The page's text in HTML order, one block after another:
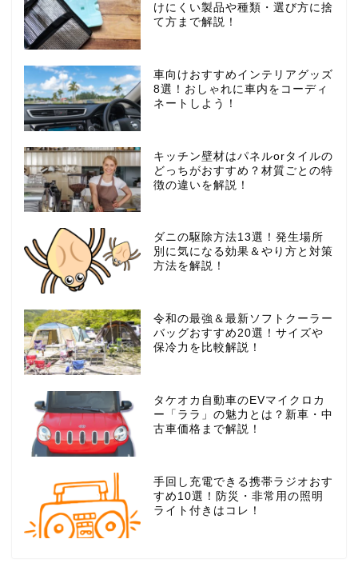
けにくい製品や種類・選び方に捨
て方まで解説！
車向けおすすめインテリアグッズ
8選！おしゃれに車内をコーディ
ネートしよう！
キッチン壁材はパネルorタイルの
どっちがおすすめ？材質ごとの特
徴の違いを解説！
ダニの駆除方法13選！発生場所
別に気になる効果＆やり方と対策
方法を解説！
令和の最強＆最新ソフトクーラー
バッグおすすめ20選！サイズや
保冷力を比較解説！
タケオカ自動車のEVマイクロカ
ー「ララ」の魅力とは？新車・中
古車価格まで解説！
手回し充電できる携帯ラジオおす
すめ10選！防災・非常用の照明
ライト付きはコレ！